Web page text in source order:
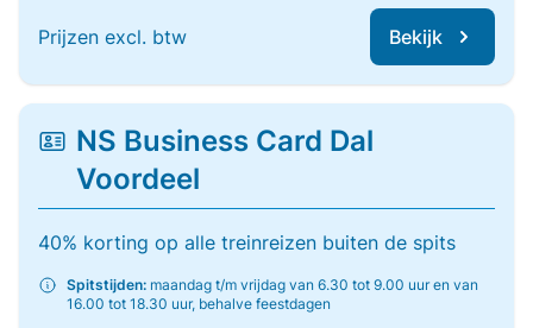
Prijzen excl. btw Bekijk
NS Business Card Dal
Voordeel
40% korting op alle treinreizen buiten de spits
Spitstijden: maandag t/m vrijdag van 6.30 tot 9.00 uur en van
16.00 tot 18.30 uur, behalve feestdagen